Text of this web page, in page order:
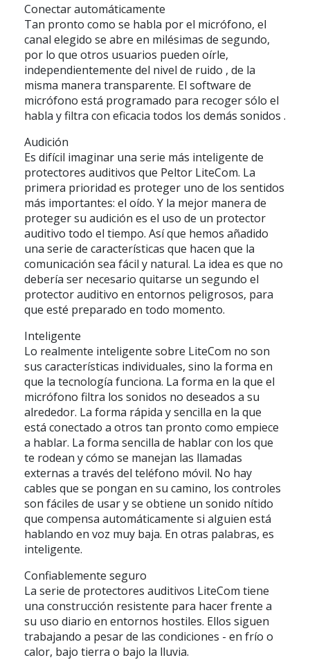
Conectar automáticamente
Tan pronto como se habla por el micrófono, el
canal elegido se abre en milésimas de segundo,
por lo que otros usuarios pueden oírle,
independientemente del nivel de ruido , de la
misma manera transparente. El software de
micrófono está programado para recoger sólo el
habla y filtra con eficacia todos los demás sonidos .
Audición
Es difícil imaginar una serie más inteligente de
protectores auditivos que Peltor LiteCom. La
primera prioridad es proteger uno de los sentidos
más importantes: el oído. Y la mejor manera de
proteger su audición es el uso de un protector
auditivo todo el tiempo. Así que hemos añadido
una serie de características que hacen que la
comunicación sea fácil y natural. La idea es que no
debería ser necesario quitarse un segundo el
protector auditivo en entornos peligrosos, para
que esté preparado en todo momento.
Inteligente
Lo realmente inteligente sobre LiteCom no son
sus características individuales, sino la forma en
que la tecnología funciona. La forma en la que el
micrófono filtra los sonidos no deseados a su
alrededor. La forma rápida y sencilla en la que
está conectado a otros tan pronto como empiece
a hablar. La forma sencilla de hablar con los que
te rodean y cómo se manejan las llamadas
externas a través del teléfono móvil. No hay
cables que se pongan en su camino, los controles
son fáciles de usar y se obtiene un sonido nítido
que compensa automáticamente si alguien está
hablando en voz muy baja. En otras palabras, es
inteligente.
Confiablemente seguro
La serie de protectores auditivos LiteCom tiene
una construcción resistente para hacer frente a
su uso diario en entornos hostiles. Ellos siguen
trabajando a pesar de las condiciones - en frío o
calor, bajo tierra o bajo la lluvia.